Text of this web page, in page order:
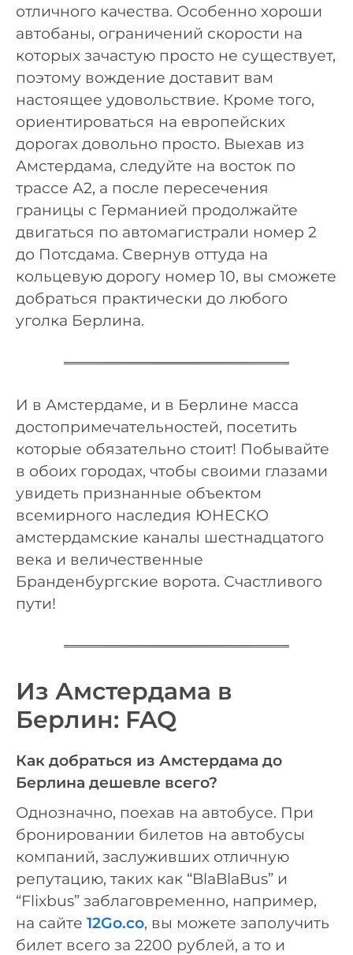
отличного качества. Особенно хороши
автобаны, ограничений скорости на
которых зачастую просто не существует,
поэтому вождение доставит вам
настоящее удовольствие. Кроме того,
ориентироваться на европейских
дорогах довольно просто. Выехав из
Амстердама, следуйте на восток по
трассе А2, а после пересечения
границы с Германией продолжайте
двигаться по автомагистрали номер 2
до Потсдама. Свернув оттуда на
кольцевую дорогу номер 10, вы сможете
добраться практически до любого
уголка Берлина.
И в Амстердаме, и в Берлине масса
достопримечательностей, посетить
которые обязательно стоит! Побывайте
в обоих городах, чтобы своими глазами
увидеть признанные объектом
всемирного наследия ЮНЕСКО
амстердамские каналы шестнадцатого
века и величественные
Бранденбургские ворота. Счастливого
пути!
Из Амстердама в
Берлин: FAQ
Как добраться из Амстердама до
Берлина дешевле всего?
Однозначно, поехав на автобусе. При
бронировании билетов на автобусы
компаний, заслуживших отличную
репутацию, таких как “BlaBlaBus” и
“Flixbus” заблаговременно, например,
на сайте 12Go.co, вы можете заполучить
билет всего за 2200 рублей, а то и